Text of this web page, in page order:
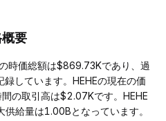
要
時価総額は$869.73Kであり、過
しています。HEHEの現在の価
の取引高は$2.07Kです。HEHE
給量は1.00Bとなっています。